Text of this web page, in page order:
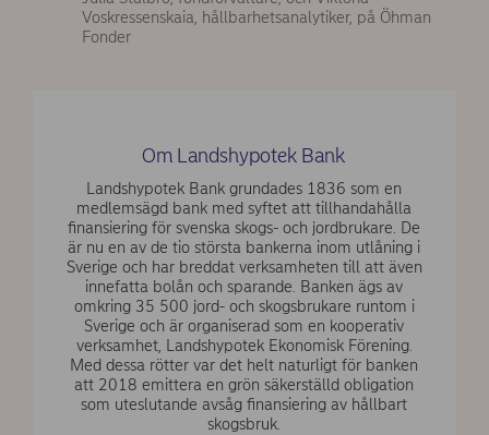
Voskressenskaia, hållbarhetsanalytiker, på Öhman
Fonder
Om Landshypotek Bank
Landshypotek Bank grundades 1836 som en
medlemsägd bank med syftet att tillhandahålla
finansiering för svenska skogs- och jordbrukare. De
är nu en av de tio största bankerna inom utlåning i
Sverige och har breddat verksamheten till att även
innefatta bolån och sparande. Banken ägs av
omkring 35 500 jord- och skogsbrukare runtom i
Sverige och är organiserad som en kooperativ
verksamhet, Landshypotek Ekonomisk Förening.
Med dessa rötter var det helt naturligt för banken
att 2018 emittera en grön säkerställd obligation
som uteslutande avsåg finansiering av hållbart
skogsbruk.